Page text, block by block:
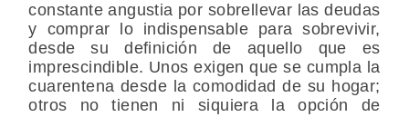
constante angustia por sobrellevar las deudas
y comprar lo indispensable para sobrevivir,
desde su definición de aquello que es
imprescindible. Unos exigen que se cumpla la
cuarentena desde la comodidad de su hogar;
otros no tienen ni siquiera la opción de